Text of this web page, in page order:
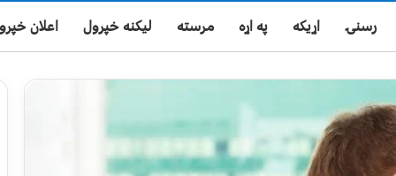
رسنۍ اړیکه په اړه مرسته لیکنه خپرول اعلان